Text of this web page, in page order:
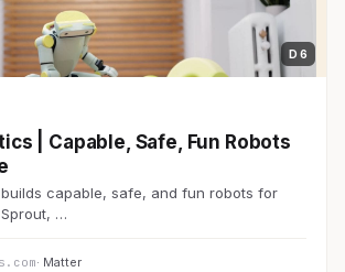
D 6
| Capable, Safe, Fun Robots
capable, safe, and fun robots for
…
· Matter